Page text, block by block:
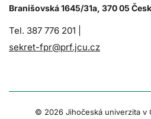
Branišovská 1645/31a, 370 05
Tel. 387 776 201 |
sekret-fpr@prf.jcu.cz
© 2026 Jihočeská univerzita v